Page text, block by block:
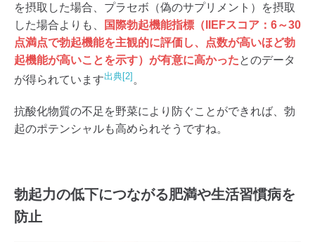
を摂取した場合、プラセボ（偽のサプリメント）を摂取
した場合よりも、
国際勃起機能指標（IIEFスコア：6～30
点満点で勃起機能を主観的に評価し、点数が高いほど勃
起機能が高いことを示す）が有意に高かったとのデータ
が得られています出典[2] 。
抗酸化物質の不足を野菜により防ぐことができれば、勃
起のポテンシャルも高められそうですね。
勃起力の低下につながる肥満や生活習慣病を
防止